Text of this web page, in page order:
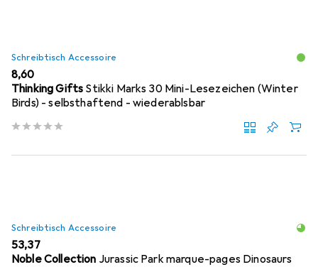
Schreibtisch Accessoire
EUR
8,60
Thinking Gifts Stikki Marks 30 Mini-Lesezeichen (Winter
Birds) - selbsthaftend - wiederablsbar
Schreibtisch Accessoire
EUR
53,37
Noble Collection Jurassic Park marque-pages Dinosaurs